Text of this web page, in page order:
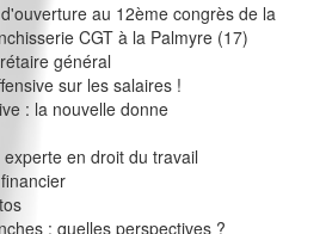
au 12ème congrès de la
CGT à la Palmyre (17)
général
sur les salaires !
: la nouvelle donne
en droit du travail
: quelles perspectives ?